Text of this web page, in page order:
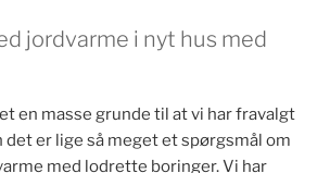
jordvarme i nyt hus med
en masse grunde til at vi har fravalgt
er lige så meget et spørgsmål om
med lodrette boringer. Vi har